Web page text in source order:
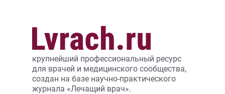
крупнейший профессиональный ресурс
для врачей и медицинского сообщества,
создан на базе научно-практического
журнала «Лечащий врач».